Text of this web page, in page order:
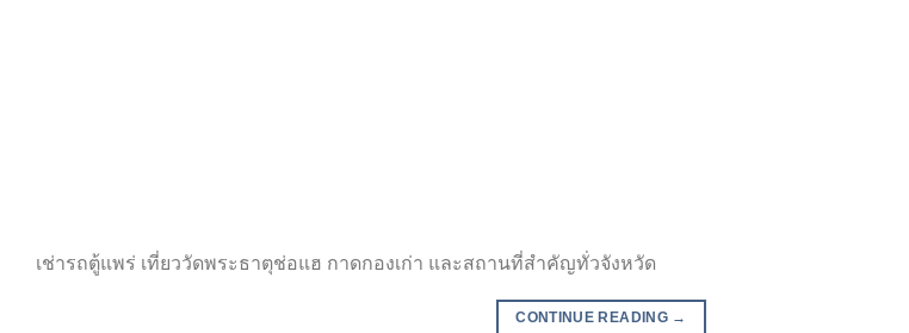
เช่ารถตู้แพร่ เที่ยววัดพระธาตุช่อแฮ กาดกองเก่า และสถานที่สำคัญทั่วจังหวัด
CONTINUE READING →